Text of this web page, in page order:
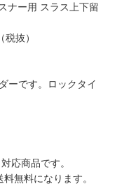
ナー用 スラス上下留
抜）
ーです。ロックタイ
応商品です。
無料になります。